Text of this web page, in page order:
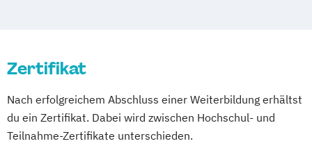
Umgang mit Sterbenden
Zertifikat
Nach erfolgreichem Abschluss einer Weiterbildung erhältst
du ein Zertifikat. Dabei wird zwischen Hochschul- und
Teilnahme-Zertifikate unterschieden.